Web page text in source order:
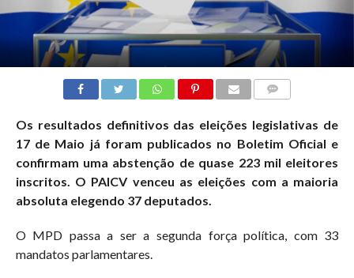
Os resultados definitivos das eleições legislativas de
17 de Maio já foram publicados no Boletim Oficial e
confirmam uma abstenção de quase 223 mil eleitores
inscritos. O PAICV venceu as eleições com a maioria
absoluta elegendo 37 deputados.
O MPD passa a ser a segunda força política, com 33
mandatos parlamentares.